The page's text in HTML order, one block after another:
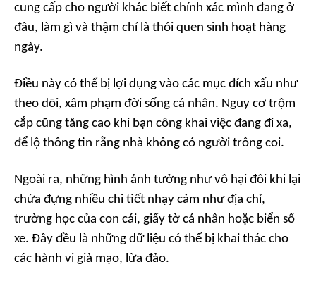
cung cấp cho người khác biết chính xác mình đang ở
đâu, làm gì và thậm chí là thói quen sinh hoạt hàng
ngày.
Điều này có thể bị lợi dụng vào các mục đích xấu như
theo dõi, xâm phạm đời sống cá nhân. Nguy cơ trộm
cắp cũng tăng cao khi bạn công khai việc đang đi xa,
để lộ thông tin rằng nhà không có người trông coi.
Ngoài ra, những hình ảnh tưởng như vô hại đôi khi lại
chứa đựng nhiều chi tiết nhạy cảm như địa chỉ,
trường học của con cái, giấy tờ cá nhân hoặc biển số
xe. Đây đều là những dữ liệu có thể bị khai thác cho
các hành vi giả mạo, lừa đảo.